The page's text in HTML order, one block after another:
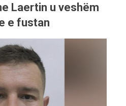
Laertin u veshëm
e fustan